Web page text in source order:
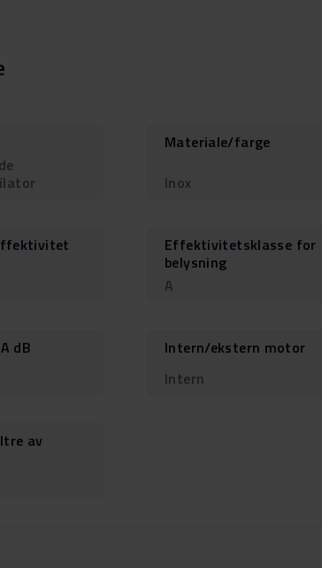
Materiale/farge
Inox
Effektivitetsklasse for
belysning
A
dB
Intern/ekstern motor
Intern
av